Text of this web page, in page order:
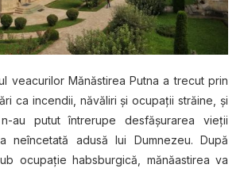
Mănăstirea Putna a trecut prin
ca incendii, năvăliri şi ocupaţii străine, şi
au putut întrerupe desfăşurarea vieţii
neîncetată adusă lui Dumnezeu. După
ocupaţie habsburgică, mănăastirea va